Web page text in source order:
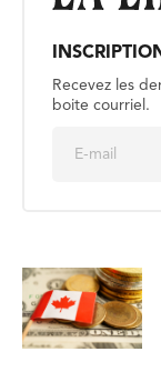
Recevez les
boite courriel.